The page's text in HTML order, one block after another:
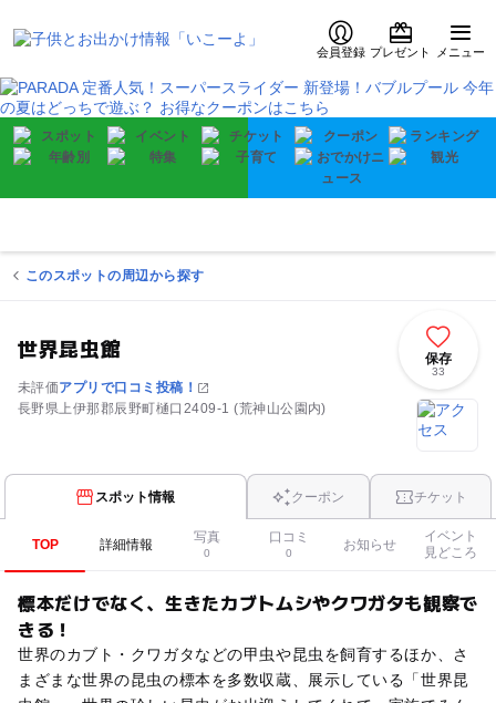
会員登録 プレゼント メニュー
このスポットの周辺から探す
世界昆虫館
未評価アプリで口コミ投稿！
長野県上伊那郡辰野町樋口2409-1 (荒神山公園内)
保存
33
スポット情報 クーポン チケット
TOP 詳細情報 写真
0
口コミ
0
お知らせ
イベント
見どころ
標本だけでなく、生きたカブトムシやクワガタも観察で
きる！
世界のカブト・クワガタなどの甲虫や昆虫を飼育するほか、さ
まざまな世界の昆虫の標本を多数収蔵、展示している「世界昆